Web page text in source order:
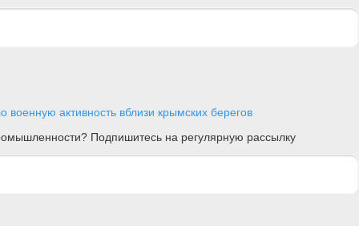
военную активность вблизи крымских берегов
Подпишитесь на регулярную рассылку